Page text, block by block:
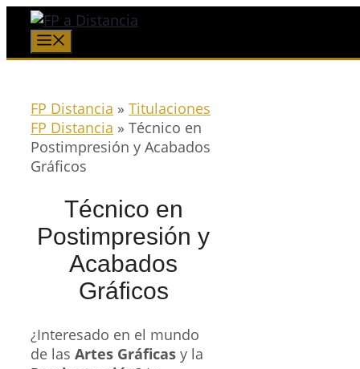
Saltar
contenido
FP Distancia » Titulaciones
FP Distancia » Técnico en
Postimpresión y Acabados
Gráficos
Técnico en
Postimpresión y
Acabados
Gráficos
¿Interesado en el mundo
de las Artes Gráficas y la